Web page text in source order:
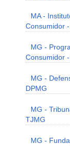
MA -
Consumidor
MG -
Consumidor
MG -
DPMG
MG -
TJMG
MG -